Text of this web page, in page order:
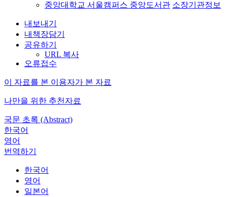
중앙대학교 서울캠퍼스 중앙도서관 소장기관정보
내보내기
내책장담기
공유하기
URL 복사
오류접수
이 자료를 본 이용자가 본 자료
나만을 위한 추천자료
국문 초록 (Abstract)
한국어
영어
번역하기
한국어
영어
일본어